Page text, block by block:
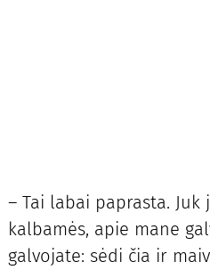
– Tai labai paprasta.
kalbamės, apie mane
galvojate: sėdi čia ir